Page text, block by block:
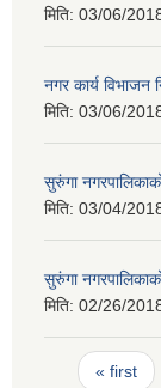
मिति: 03/06/
नगर कार्य विभाजन
मिति: 03/06/
सुरुंगा
मिति: 03/04/
सुरुंगा
मिति: 02/26/
Pages
« first